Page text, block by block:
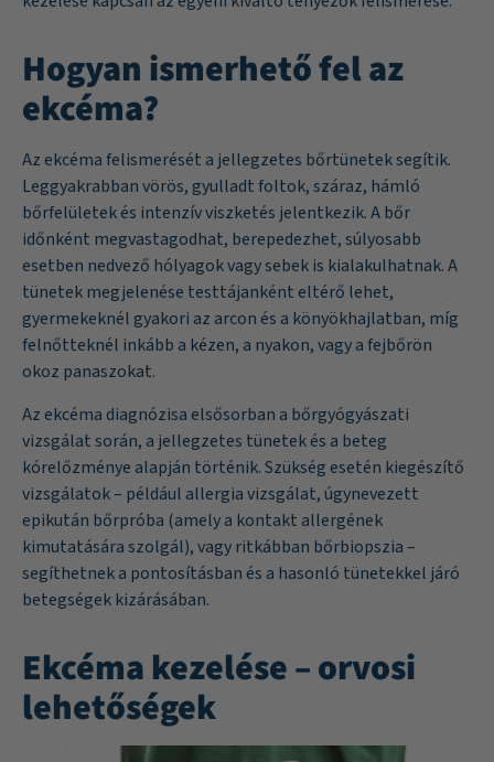
Hogyan ismerhető fel az
ekcéma?
Az ekcéma felismerését a jellegzetes bőrtünetek segítik.
Leggyakrabban vörös, gyulladt foltok, száraz, hámló
bőrfelületek és intenzív viszketés jelentkezik. A bőr
időnként megvastagodhat, berepedezhet, súlyosabb
esetben nedvező hólyagok vagy sebek is kialakulhatnak. A
tünetek megjelenése testtájanként eltérő lehet,
gyermekeknél gyakori az arcon és a könyökhajlatban, míg
felnőtteknél inkább a kézen, a nyakon, vagy a fejbőrön
okoz panaszokat.
Az ekcéma diagnózisa elsősorban a bőrgyógyászati
vizsgálat során, a jellegzetes tünetek és a beteg
kórelőzménye alapján történik. Szükség esetén kiegészítő
vizsgálatok – például allergia vizsgálat, úgynevezett
epikután bőrpróba (amely a kontakt allergének
kimutatására szolgál), vagy ritkábban bőrbiopszia –
segíthetnek a pontosításban és a hasonló tünetekkel járó
betegségek kizárásában.
Ekcéma kezelése – orvosi
lehetőségek